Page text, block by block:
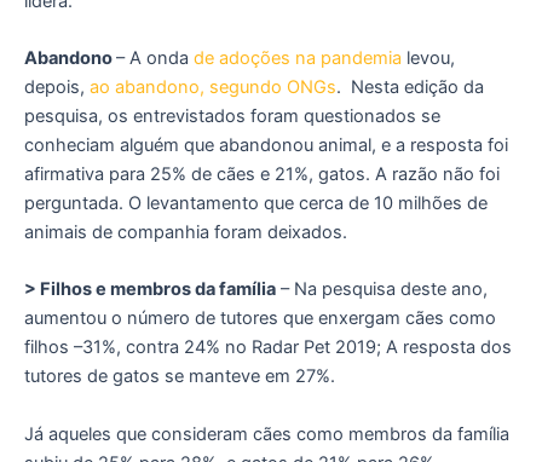
Abandono– A onda de adoções na pandemia levou,
depois, ao abandono, segundo ONGs. Nesta edição da
pesquisa, os entrevistados foram questionados se
conheciam alguém que abandonou animal, e a resposta foi
afirmativa para 25% de cães e 21%, gatos. A razão não foi
perguntada. O levantamento que cerca de 10 milhões de
animais de companhia foram deixados.
> Filhos e membros da família – Na pesquisa deste ano,
aumentou o número de tutores que enxergam cães como
filhos –31%, contra 24% no Radar Pet 2019; A resposta dos
tutores de gatos se manteve em 27%.
Já aqueles que consideram cães como membros da família